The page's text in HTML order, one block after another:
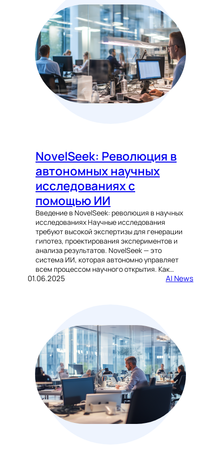
NovelSeek: Революция в
автономных научных
исследованиях с
помощью ИИ
Введение в NovelSeek: революция в научных
исследованиях Научные исследования
требуют высокой экспертизы для генерации
гипотез, проектирования экспериментов и
анализа результатов. NovelSeek — это
система ИИ, которая автономно управляет
всем процессом научного открытия. Как…
01.06.2025 AI News